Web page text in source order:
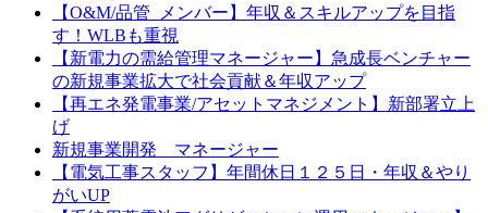
【O&M/品管_メンバー】年収＆スキルアップを目指
す！WLBも重視
【新電力の需給管理マネージャー】急成長ベンチャー
の新規事業拡大で社会貢献＆年収アップ
【再エネ発電事業/アセットマネジメント】新部署立上
げ
新規事業開発 マネージャー
【電気工事スタッフ】年間休日１２５日・年収＆やり
がいUP